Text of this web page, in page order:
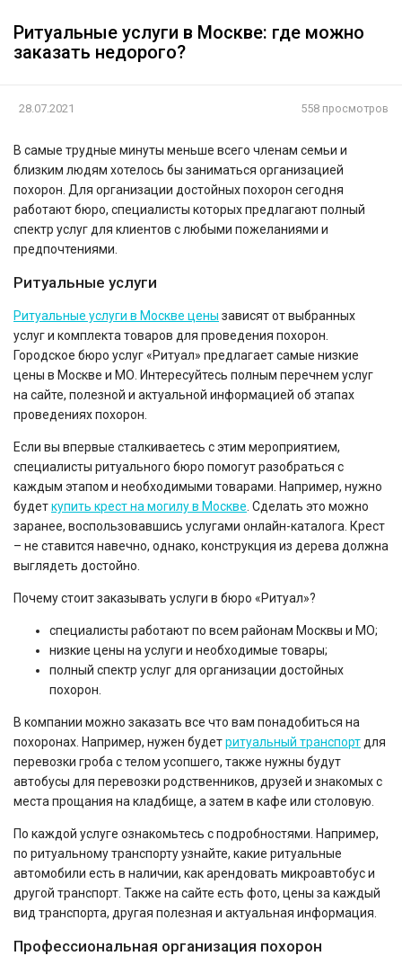
Ритуальные услуги в Москве: где можно
заказать недорого?
558 просмотров
28.07.2021
В самые трудные минуты меньше всего членам семьи и
близким людям хотелось бы заниматься организацией
похорон. Для организации достойных похорон сегодня
работают бюро, специалисты которых предлагают полный
спектр услуг для клиентов с любыми пожеланиями и
предпочтениями.
Ритуальные услуги
Ритуальные услуги в Москве цены зависят от выбранных
услуг и комплекта товаров для проведения похорон.
Городское бюро услуг «Ритуал» предлагает самые низкие
цены в Москве и МО. Интересуйтесь полным перечнем услуг
на сайте, полезной и актуальной информацией об этапах
проведениях похорон.
Если вы впервые сталкиваетесь с этим мероприятием,
специалисты ритуального бюро помогут разобраться с
каждым этапом и необходимыми товарами. Например, нужно
будеткупить крест на могилу в Москве . Сделать это можно
заранее, воспользовавшись услугами онлайн-каталога. Крест
– не ставится навечно, однако, конструкция из дерева должна
выглядеть достойно.
Почему стоит заказывать услуги в бюро «Ритуал»?
специалисты работают по всем районам Москвы и МО;
низкие цены на услуги и необходимые товары;
полный спектр услуг для организации достойных
похорон.
В компании можно заказать все что вам понадобиться на
похоронах. Например, нужен будетритуальный транспорт для
перевозки гроба с телом усопшего, также нужны будут
автобусы для перевозки родственников, друзей и знакомых с
места прощания на кладбище, а затем в кафе или столовую.
По каждой услуге ознакомьтесь с подробностями. Например,
по ритуальному транспорту узнайте, какие ритуальные
автомобили есть в наличии, как арендовать микроавтобус и
другой транспорт. Также на сайте есть фото, цены за каждый
вид транспорта, другая полезная и актуальная информация.
Профессиональная организация похорон